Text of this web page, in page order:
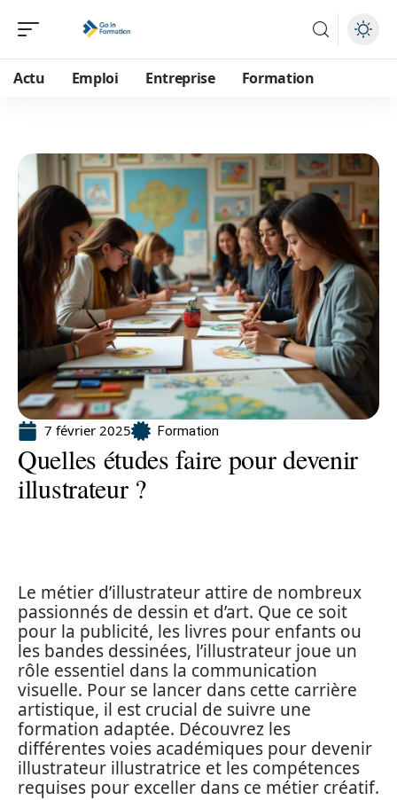
Actu Emploi Entreprise Formation
7 février 2025 Formation
Quelles études faire pour devenir
illustrateur ?
Le métier d’illustrateur attire de nombreux
passionnés de dessin et d’art. Que ce soit
pour la publicité, les livres pour enfants ou
les bandes dessinées, l’illustrateur joue un
rôle essentiel dans la communication
visuelle. Pour se lancer dans cette carrière
artistique, il est crucial de suivre une
formation adaptée. Découvrez les
différentes voies académiques pour devenir
illustrateur illustratrice et les compétences
requises pour exceller dans ce métier créatif.